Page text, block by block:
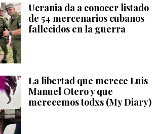
Ucrania da a conocer listado
de 54 mercenarios cubanos
fallecidos en la guerra
La libertad que merece Luis
Manuel Otero y que
merecemos todxs (My Diary)